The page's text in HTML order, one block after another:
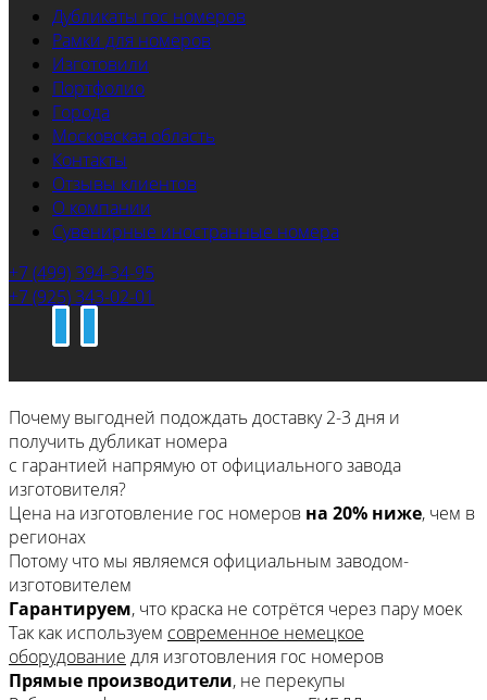
Дубликаты гос номеров
Рамки для номеров
Изготовили
Портфолио
Города
Московская область
Контакты
Отзывы клиентов
О компании
Сувенирные иностранные номера
+7 (499) 394-34-95
+7 (925) 343-02-01
Почему выгодней подождать доставку 2-3 дня и
получить дубликат номера
с гарантией напрямую от официального завода
изготовителя?
Цена на изготовление гос номеров на 20% ниже, чем в
регионах
Потому что мы являемся официальным заводом-
изготовителем
Гарантируем, что краска не сотрётся через пару моек
Так как используем современное немецкое
оборудование для изготовления гос номеров
Прямые производители, не перекупы